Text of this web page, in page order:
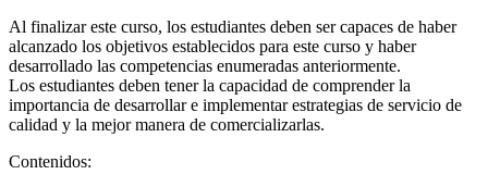
Al finalizar este curso, los estudiantes deben ser capaces de haber
alcanzado los objetivos establecidos para este curso y haber
desarrollado las competencias enumeradas anteriormente.
Los estudiantes deben tener la capacidad de comprender la
importancia de desarrollar e implementar estrategias de servicio de
calidad y la mejor manera de comercializarlas.
Contenidos: